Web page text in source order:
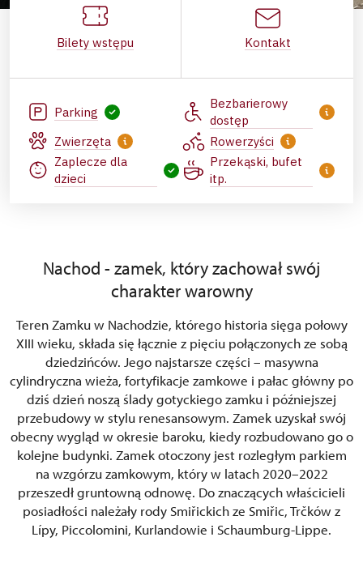
Bilety wstępu Kontakt
Parking
Bezbarierowy
dostęp
Zwierzęta
Rowerzyści
Zaplecze dla
dzieci
Przekąski, bufet
itp.
Nachod - zamek, który zachował swój
charakter warowny
Teren Zamku w Nachodzie, którego historia sięga połowy
XIII wieku, składa się łącznie z pięciu połączonych ze sobą
dziedzińców. Jego najstarsze części – masywna
cylindryczna wieża, fortyfikacje zamkowe i pałac główny po
dziś dzień noszą ślady gotyckiego zamku i późniejszej
przebudowy w stylu renesansowym. Zamek uzyskał swój
obecny wygląd w okresie baroku, kiedy rozbudowano go o
kolejne budynki. Zamek otoczony jest rozległym parkiem
na wzgórzu zamkowym, który w latach 2020–2022
przeszedł gruntowną odnowę. Do znaczących właścicieli
posiadłości należały rody Smiřickich ze Smiřic, Trčków z
Lípy, Piccolomini, Kurlandowie i Schaumburg-Lippe.